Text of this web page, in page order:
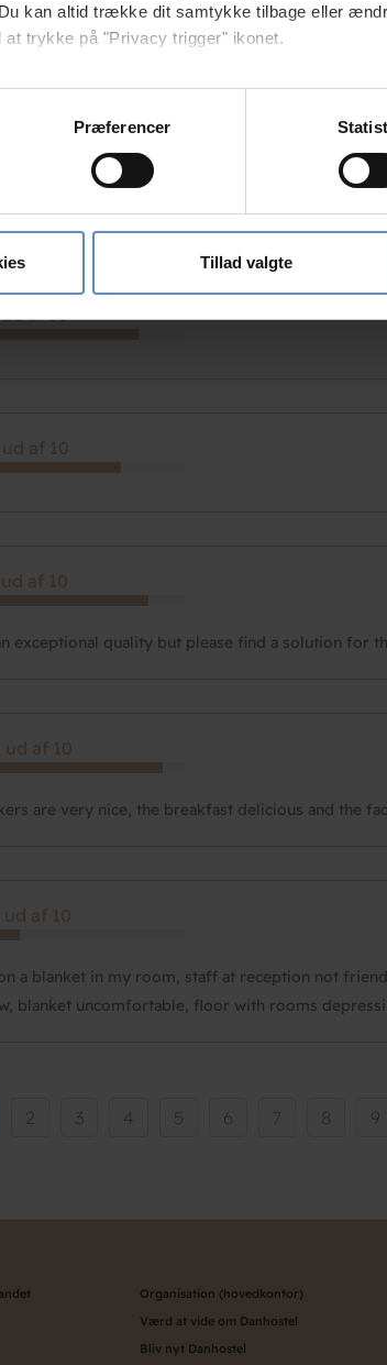
kan altid trække dit samtykke tilbage eller
at trykke på "Privacy trigger" ikonet.
gerne:
om din placering, der kan være nøjagtig
vores indhold og annoncer, til at vise dig
om din brug af vores hjemmeside med
Præferencer
Tillad valgte
ud af 10
af 10
ud af 10
af 10
exceptional quality but please find a solution for
ud af 10
are very nice, the breakfast delicious and the
ud af 10
a blanket in my room, staff at reception not
blanket uncomfortable, floor with rooms
Side
2 Side
3 Side
4 Side
5 Side
6 Side
7 Side
8 9
Organisation (hovedkontor)
Værd at vide om Danhostel
Bliv nyt Danhostel